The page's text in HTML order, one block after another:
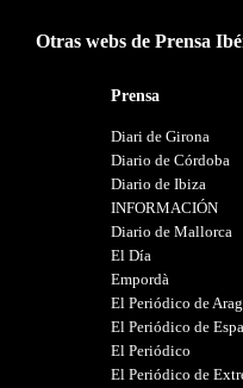
Otras webs de Prensa
Prensa
Diari de Girona
Diario de Córdoba
Diario de Ibiza
INFORMACIÓN
Diario de Mallorca
El Día
Empordà
El Periódico de
El Periódico de
El Periódico
El Periódico de